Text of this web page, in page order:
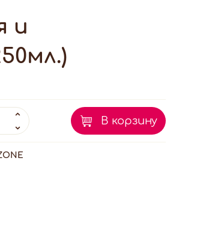
и
В корзину